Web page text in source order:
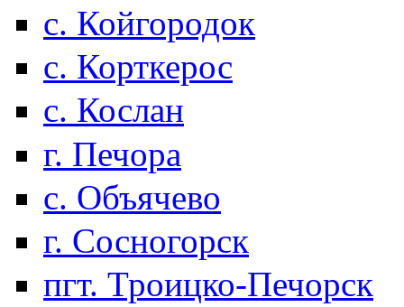
с. Койгородок
с. Корткерос
с. Кослан
г. Печора
с. Объячево
г. Сосногорск
пгт. Троицко-Печорск